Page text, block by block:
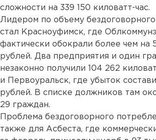
сложности на 339 150 киловатт-час.
Лидером по объему
стал Красноуфимск, где
фактически обокрали более чем на
рублей. Два предприятия и один
незаконно получили 104 262
и Первоуральск, где убыток
рублей. В списке должников там
29 граждан.
Проблема бездоговорного
также для Асбеста, где